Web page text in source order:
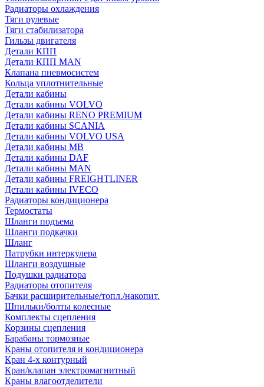
Радиаторы охлаждения
Тяги рулевые
Тяги стабилизатора
Гильзы двигателя
Детали КПП
Детали КПП MAN
Клапана пневмосистем
Кольца уплотнительные
Детали кабины
Детали кабины VOLVO
Детали кабины RENO PREMIUM
Детали кабины SCANIA
Детали кабины VOLVO USA
Детали кабины MB
Детали кабины DAF
Детали кабины MAN
Детали кабины FREIGHTLINER
Детали кабины IVECO
Радиаторы кондиционера
Термостаты
Шланги подъема
Шланги подкачки
Шланг
Патрубки интеркулера
Шланги воздушные
Подушки радиатора
Радиаторы отопителя
Бачки расширительные/топл./накопит.
Шпильки/болты колесные
Комплекты сцепления
Корзины сцепления
Барабаны тормозные
Краны отопителя и кондиционера
Кран 4-х контурный
Кран/клапан электромагнитный
Краны влагоотделители